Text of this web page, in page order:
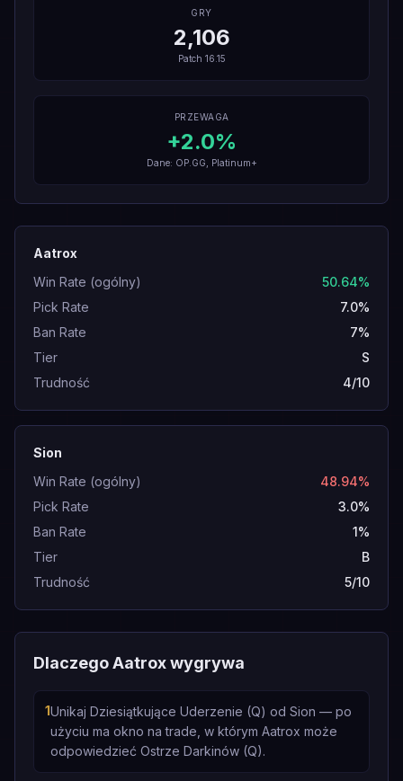
GRY
2,106
Patch 16.15
PRZEWAGA
+2.0%
Dane: OP.GG, Platinum+
Aatrox
Win Rate (ogólny)
50.64%
Pick Rate
7.0%
Ban Rate
7%
Tier
S
Trudność
4/10
Sion
Win Rate (ogólny)
48.94%
Pick Rate
3.0%
Ban Rate
1%
Tier
B
Trudność
5/10
Dlaczego Aatrox wygrywa
1Unikaj Dziesiątkujące Uderzenie (Q) od Sion — po
użyciu ma okno na trade, w którym Aatrox może
odpowiedzieć Ostrze Darkinów (Q).